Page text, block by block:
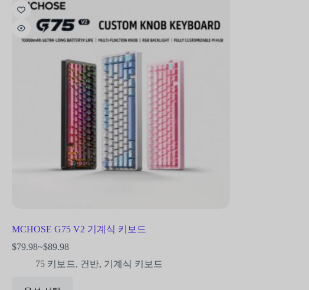
MCHOSE G75 V2 기계식 키보드
$79.98~$89.98
75 키보드, 건반, 기계식 키보드